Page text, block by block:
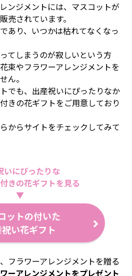
ンジメントには、マスコットが
売されています。
あり、いつかは枯れてなくなっ
てしまうのが寂しいという方
束やフラワーアレンジメントを
ん。
でも、出産祝いにぴったりなか
きの花ギフトをご用意しており
からサイトをチェックしてみて
いにぴったりな
きの花ギフトを見る
▼
ットの付いた
い花ギフト
フラワーアレンジメントを贈る
ーアレンジメントをプレゼント